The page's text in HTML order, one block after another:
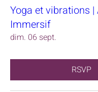
Yoga et vibrations |
Immersif
dim. 06 sept.
RSVP